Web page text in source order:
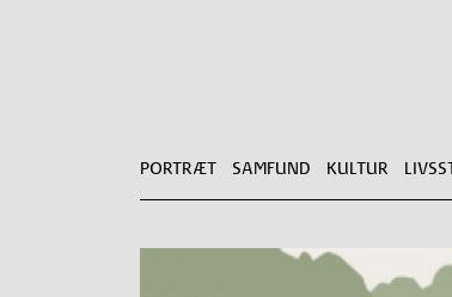
PORTRÆT SAMFUND KULTUR